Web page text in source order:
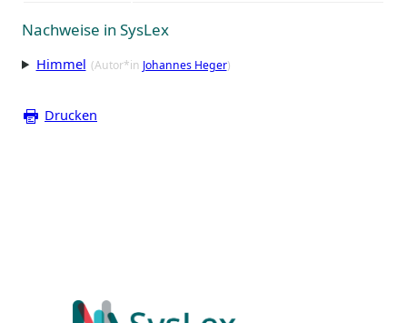
Nachweise in SysLex
Himmel (Autor*in Johannes Heger)
Drucken